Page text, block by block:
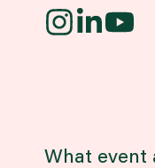
What event